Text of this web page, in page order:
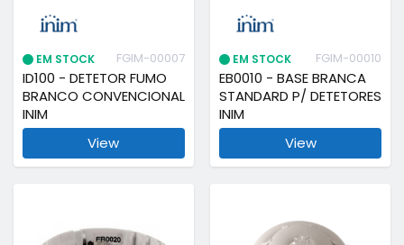
EM STOCK FGIM-00007
ID100 - DETETOR FUMO
BRANCO CONVENCIONAL
INIM
View
EM STOCK FGIM-00010
EB0010 - BASE BRANCA
STANDARD P/ DETETORES
INIM
View